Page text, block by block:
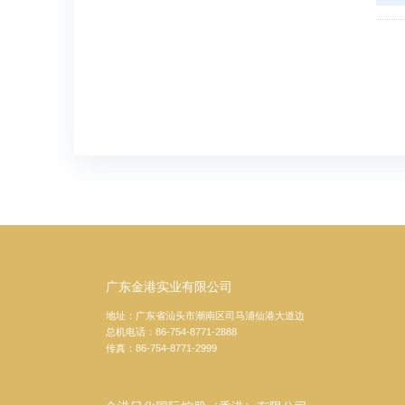
广东金港实业有限公司
地址：广东省汕头市潮南区司马浦仙港大道边
总机电话：86-754-8771-2888
传真：86-754-8771-2999